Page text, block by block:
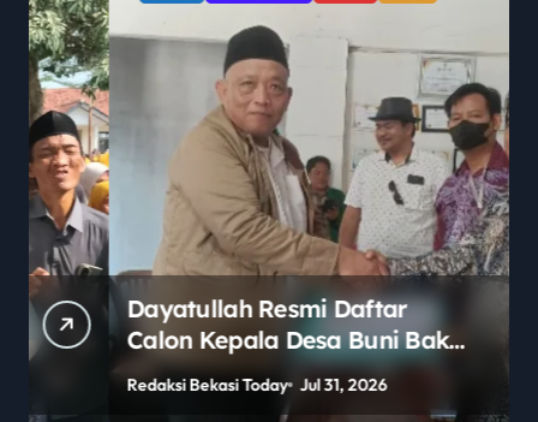
Dayatullah Resmi Daftar
Calon Kepala Desa Buni Bakti
2026–2034, Diantar Keluarga
dan Ratusan Pendukung
Redaksi Bekasi Today Jul 31, 2026